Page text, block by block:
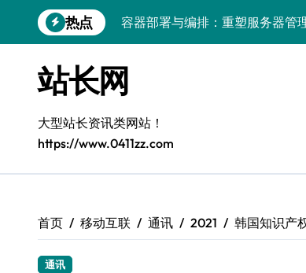
到
热点
容器部署与编排：重塑服务器管
跨界融合：互联网站长生态新引擎
VR创业新路径：模式创新与平台
容器智能编排：释放服务器极致效
模式革新驱动：平台生态创业实
Android开发视角下的平台创业
站长网
大型站长资讯类网站！
https://www.0411zz.com
首页 移动互联 通讯 2021 韩国知识产
通讯